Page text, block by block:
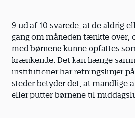
9 ud af 10 svarede, at de aldrig
gang om måneden tænkte over,
med børnene kunne opfattes
krænkende. Det kan hænge
institutioner har retningslinjer
steder betyder det, at mandlige
eller putter børnene til